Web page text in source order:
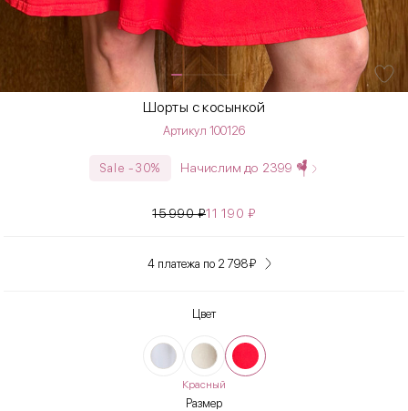
Шорты с косынкой
Артикул 100126
Sale -30% Начислим до 2399
15 990₽11 190 ₽
4 платежа по 2 798₽
Цвет
Красный
Размер